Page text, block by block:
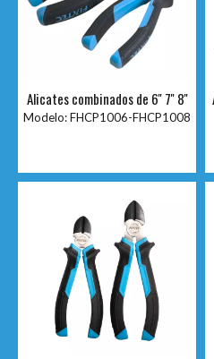
Alicates combinados de 6'' 7'' 8''
Modelo:FHCP1006-FHCP1008